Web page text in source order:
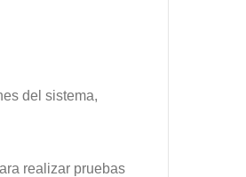
del sistema,
realizar pruebas